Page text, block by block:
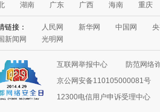
湖南 广东 广西 海南 重庆
链接： 人民网 新华网 中国网
新闻网
光明网
互联网举报中心 防范网络
京公网安备110105000081号
12300电信用户申诉受理中心